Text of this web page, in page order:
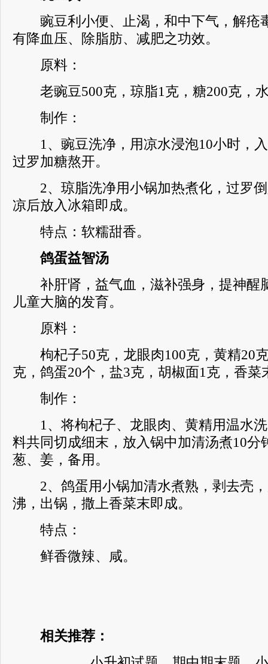
豌豆利小便、止渴，和中下气，解疮
有降血压、除脂肪、减肥之功效。
原料：
老豌豆500克，琼脂1克，糖200克，
制作：
1、豌豆洗净，用凉水浸泡10小时，入
过罗加糖熬开。
2、琼脂洗净用小锅加热煮化，过罗倒
凉后放入冰箱即成。
特点：软糯甜香。
鸽蛋益智汤
补肝肾，益气血，滋补强身，提神醒
儿童大脑的发育。
原料：
枸杞子50克，龙眼肉100克，黄精20
克，鸽蛋20个，盐3克，胡椒面1克，香菜
制作：
1、将枸杞子、龙眼肉、黄精用温水洗
料共同切成细末，放入锅中加清汤煮10分
葱、姜，备用。
2、鸽蛋用小锅加清水煮熟，剥去壳，
沸，出锅，撒上香菜末即成。
特点：
鲜香微辣、咸。
相关推荐：